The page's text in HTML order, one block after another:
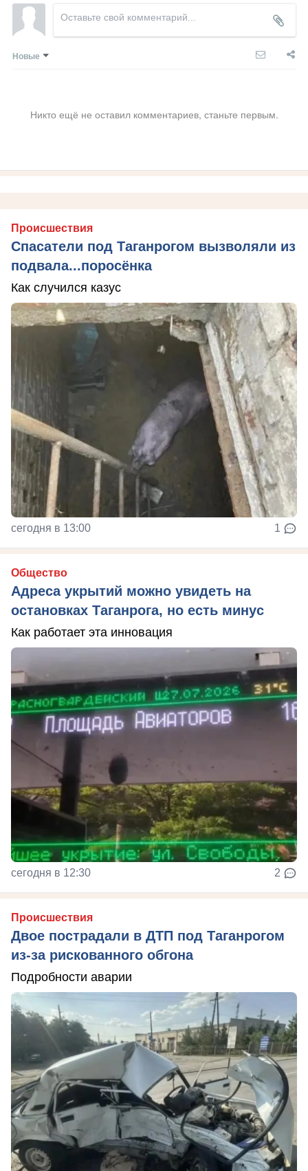
Новые
Никто ещё не оставил комментариев, станьте первым.
Происшествия
Спасатели под Таганрогом вызволяли из
подвала...поросёнка
Как случился казус
сегодня в 13:00 1
Общество
Адреса укрытий можно увидеть на
остановках Таганрога, но есть минус
Как работает эта инновация
сегодня в 12:30 2
Происшествия
Двое пострадали в ДТП под Таганрогом
из-за рискованного обгона
Подробности аварии